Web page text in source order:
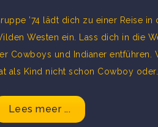
’74 lädt dich zu einer Reise in
Westen ein. Lass dich in die
Cowboys und Indianer entführen.
als Kind nicht schon Cowboy oder…
Lees meer ...